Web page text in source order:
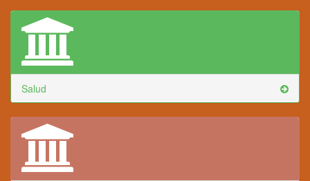
Salud